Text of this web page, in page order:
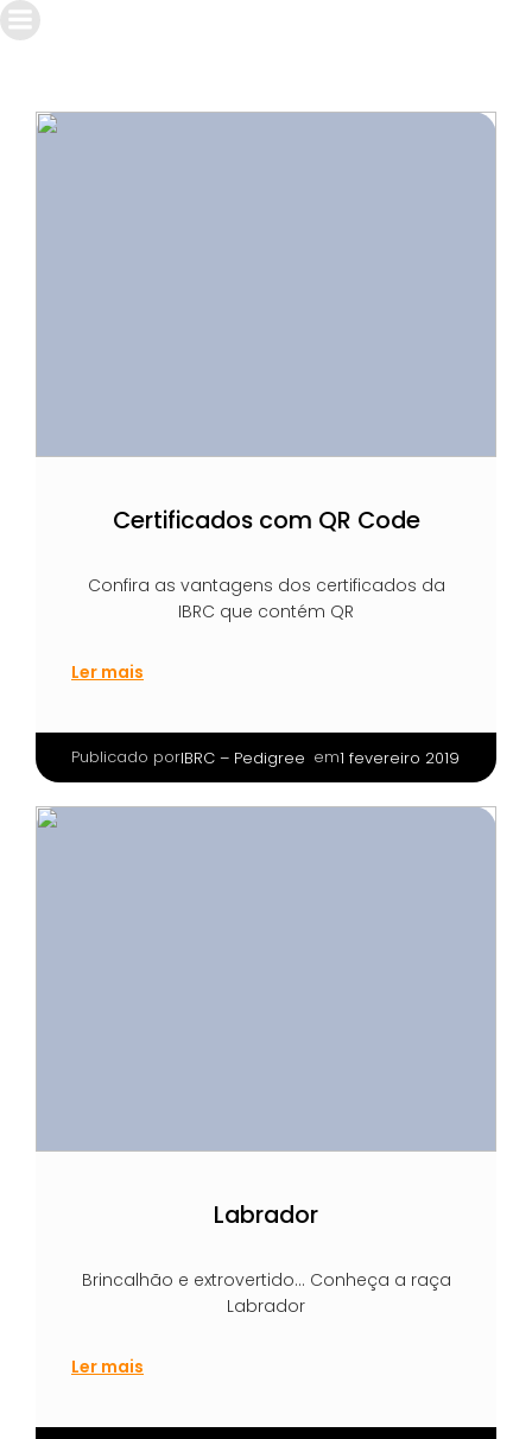
Certificados com QR Code
Confira as vantagens dos certificados da
IBRC que contém QR
Ler mais
Publicado porIBRC – Pedigree em1 fevereiro 2019
Labrador
Brincalhão e extrovertido… Conheça a raça
Labrador
Ler mais